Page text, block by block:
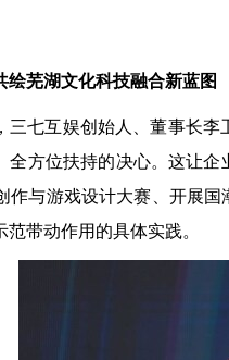
绘芜湖文化科技融合新蓝图
三七互娱创始人、董事长
全方位扶持的决心。这让
作与游戏设计大赛、开展
带动作用的具体实践。